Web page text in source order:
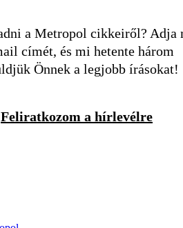
a Metropol cikkeiről? Adja
címét, és mi hetente három
Önnek a legjobb írásokat!
Feliratkozom a hírlevélre